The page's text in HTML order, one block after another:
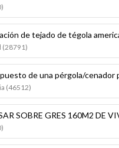
de tejado de tégola
(28791)
de una pérgola/cenador
(46512)
SOBRE GRES 160M2 DE